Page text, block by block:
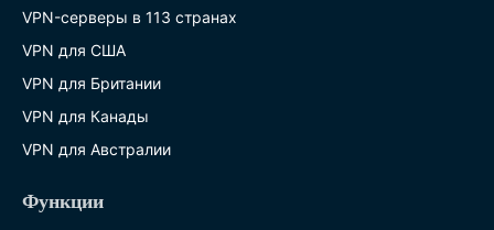
VPN-серверы в 113 странах
VPN для США
VPN для Британии
VPN для Канады
VPN для Австралии
Функции